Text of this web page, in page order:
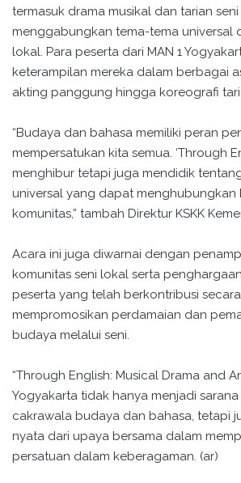
termasuk drama musikal dan tarian
menggabungkan tema-tema universal
lokal. Para peserta dari MAN 1
keterampilan mereka dalam berbagai
akting panggung hingga koreografi
“Budaya dan bahasa memiliki peran
mempersatukan kita semua. ‘Through
menghibur tetapi juga mendidik
universal yang dapat menghubungkan
komunitas,” tambah Direktur KSKK
Acara ini juga diwarnai dengan
komunitas seni lokal serta
peserta yang telah berkontribusi
mempromosikan perdamaian dan
budaya melalui seni.
“Through English: Musical Drama and
Yogyakarta tidak hanya menjadi
cakrawala budaya dan bahasa, tetapi
nyata dari upaya bersama dalam
persatuan dalam keberagaman. (ar)